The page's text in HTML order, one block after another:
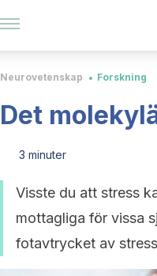
Neurovetenskap Forskning
Det
3 minuter
Visste du att stress
mottagliga för vissa
fotavtrycket av